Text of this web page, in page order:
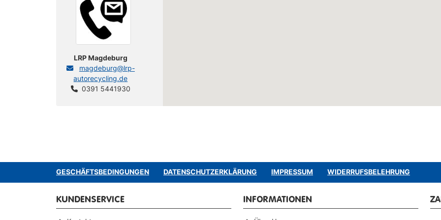
LRP Magdeburg
magdeburg@lrp-
autorecycling.de
0391 5441930
GESCHÄFTSBEDINGUNGEN DATENSCHUTZERKLÄRUNG IMPRESSUM WIDERRUFSBELEHRUNG
KUNDENSERVICE INFORMATIONEN